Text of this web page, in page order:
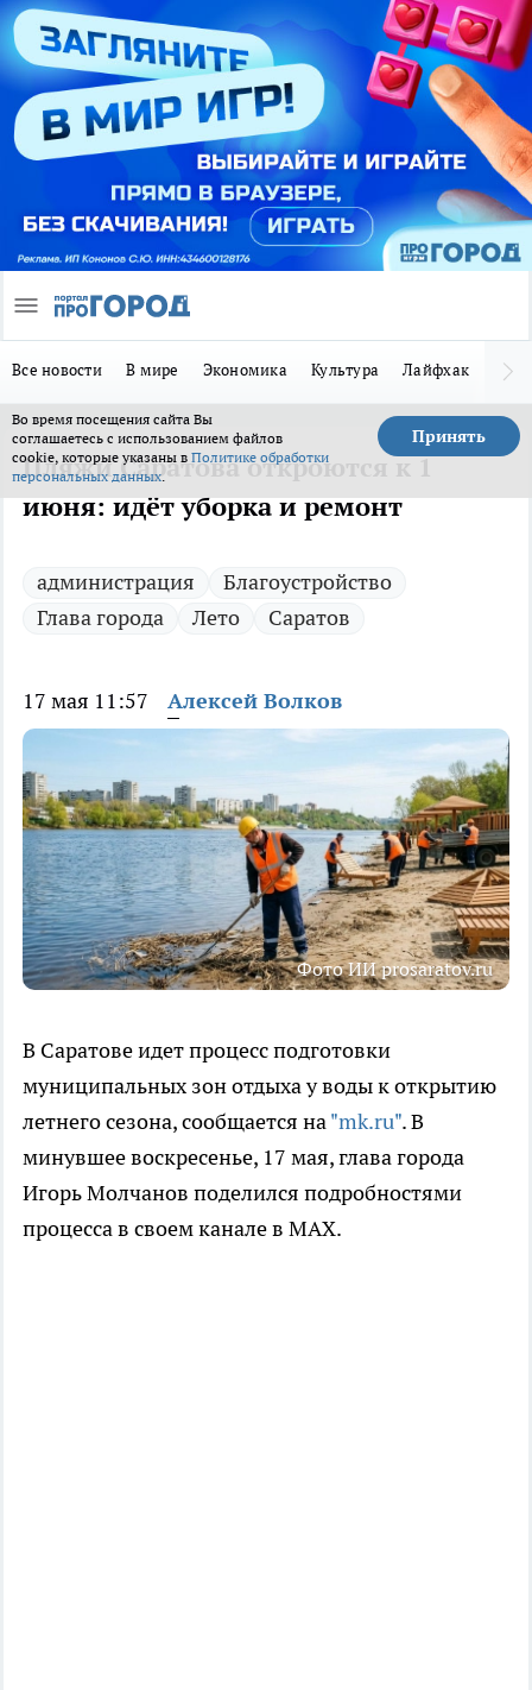
Все новости В мире Экономика Культура Лайфхак
Во время посещения сайта Вы
соглашаетесь с использованием файлов
cookie, которые указаны в Политике обработки
персональных данных.
Принять
Пляжи Саратова откроются к 1
июня: идёт уборка и ремонт
администрация
Благоустройство
Глава города
Лето Саратов
17 мая 11:57 Алексей Волков
Фото ИИ prosaratov.ru
В Саратове идет процесс подготовки
муниципальных зон отдыха у воды к открытию
летнего сезона, сообщается на"mk.ru". В
минувшее воскресенье, 17 мая, глава города
Игорь Молчанов поделился подробностями
процесса в своем канале в MAX.